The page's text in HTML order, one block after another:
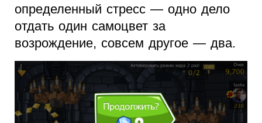
определенный стресс — одно дело
отдать один самоцвет за
возрождение, совсем другое — два.